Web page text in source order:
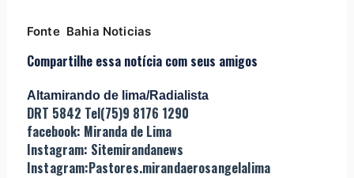
Fonte Bahia Noticias
Compartilhe essa notícia com seus amigos
Altamirando de lima/Radialista
DRT 5842 Tel(75)9 8176 1290
facebook: Miranda de Lima
Instagram: Sitemirandanews
Instagram:Pastores.mirandaerosangelalima